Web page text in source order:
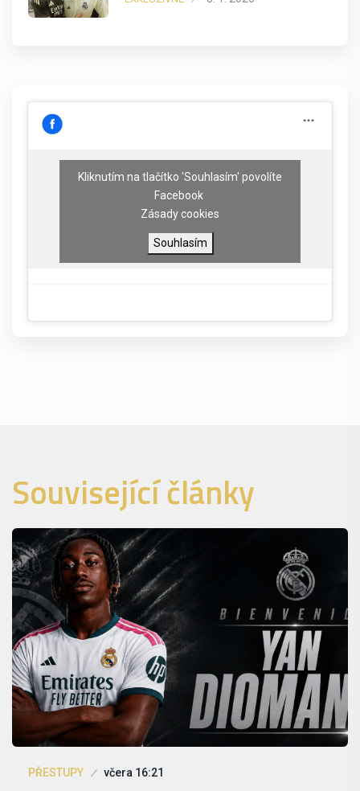
Kliknutím na tlačítko 'Souhlasím' povolíte
Facebook
Zásady cookies
Souhlasím
Související články
PŘESTUPY včera 16:21